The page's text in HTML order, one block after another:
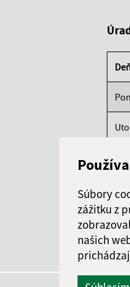
Súbory
zážitku z
našich